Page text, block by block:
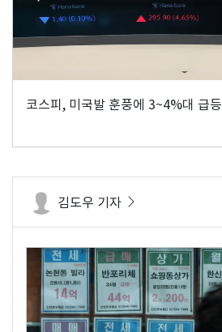
코스피, 미국발 훈풍에 3~4%대 급등
김도우 기자